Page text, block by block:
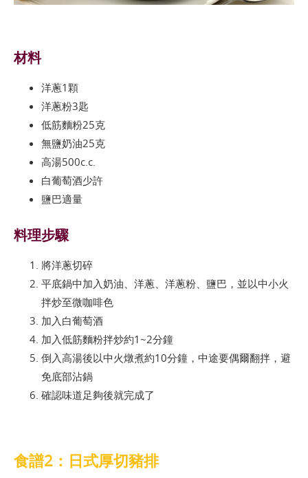
材料
洋蔥1顆
洋蔥粉3匙
低筋麵粉25克
無鹽奶油25克
高湯500c.c.
白葡萄酒少許
鹽巴適量
料理步驟
將洋蔥切碎
平底鍋中加入奶油、洋蔥、洋蔥粉、鹽巴，並以中小火
拌炒至微咖啡色
加入白葡萄酒
加入低筋麵粉拌炒約1~2分鐘
倒入高湯後以中火燉煮約10分鐘，中途要偶爾翻拌，避
免底部沾鍋
確認味道足夠後就完成了
食譜2：日式厚切豬排